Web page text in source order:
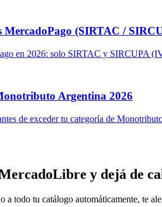
MercadoPago (SIRTAC /
en 2026: solo SIRTAC y SIRCUPA
Argentina 2026
de exceder tu categoría de
y dejá de
a todo tu catálogo automáticamente, te